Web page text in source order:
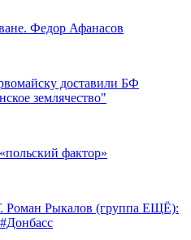
Федор Афанасов
доставили БФ
землячество"
фактор»
Рыкалов (группа ЕЩЁ):